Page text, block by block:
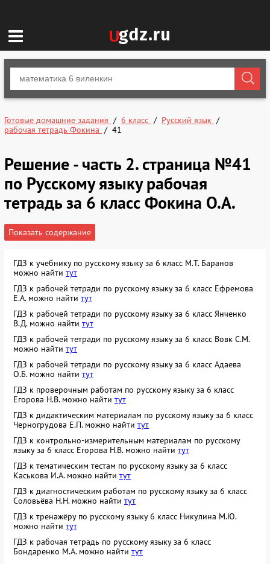
Готовые домашние задания 6 класс
Русский язык
рабочая тетрадь Фокина
41
Решение - часть 2. страница №41
по Русскому языку рабочая
тетрадь за 6 класс Фокина О.А.
Показать содержание
ГДЗ к учебнику по русскому языку за 6 класс М.Т. Баранов
можно найти тут
ГДЗ к рабочей тетради по русскому языку за 6 класс Ефремова
Е.А. можно найти тут
ГДЗ к рабочей тетради по русскому языку за 6 класс Янченко
В.Д. можно найти тут
ГДЗ к рабочей тетради по русскому языку за 6 класс Вовк С.М.
можно найти тут
ГДЗ к рабочей тетради по русскому языку за 6 класс Адаева
О.Б. можно найти тут
ГДЗ к проверочным работам по русскому языку за 6 класс
Егорова Н.В. можно найти тут
ГДЗ к дидактическим материалам по русскому языку за 6 класс
Черногрудова Е.П. можно найти тут
ГДЗ к контрольно-измерительным материалам по русскому
языку за 6 класс Егорова Н.В. можно найти тут
ГДЗ к тематическим тестам по русскому языку за 6 класс
Каськова И.А. можно найти тут
ГДЗ к диагностическим работам по русскому языку за 6 класс
Соловьёва Н.Н. можно найти тут
ГДЗ к тренажёру по русскому языку 6 класс Никулина М.Ю.
можно найти тут
ГДЗ к рабочая тетрадь по русскому языку за 6 класс
Бондаренко М.А. можно найти тут